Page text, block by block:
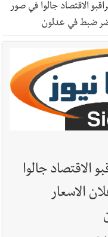
بها ثم نطويها
الصيفية
إلى التصفيات
الاقتصاد جالوا في صور
ضبط في عدلون
الاقتصاد جالوا
الاسعار